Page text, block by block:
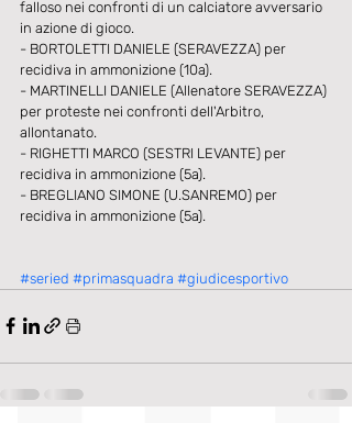
falloso nei confronti di un calciatore avversario
in azione di gioco.
- BORTOLETTI DANIELE (SERAVEZZA) per
recidiva in ammonizione (10a).
- MARTINELLI DANIELE (Allenatore SERAVEZZA)
per proteste nei confronti dell'Arbitro,
allontanato.
- RIGHETTI MARCO (SESTRI LEVANTE) per
recidiva in ammonizione (5a).
- BREGLIANO SIMONE (U.SANREMO) per
recidiva in ammonizione (5a).
#seried #primasquadra #giudicesportivo